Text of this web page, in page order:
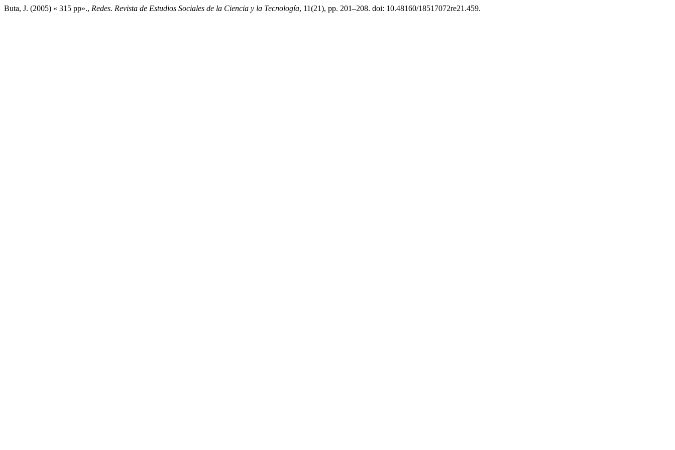
Buta, J. (2005) « 315 pp»., Redes. Revista de Estudios Sociales de la Ciencia y la Tecnología, 11(21), pp. 201–208. doi: 10.48160/18517072re21.459.